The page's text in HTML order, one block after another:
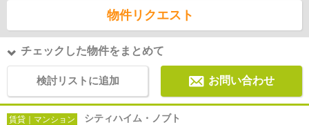
物件リクエスト
チェックした物件をまとめて
検討リストに追加 お問い合わせ
賃貸｜マンション シティハイム・ノブト